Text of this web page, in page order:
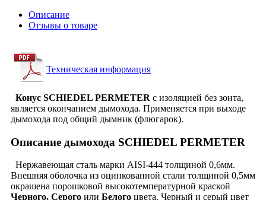
Описание
Отзывы о товаре
Техническая информация
Конус SCHIEDEL PERMETER с изоляцией без зонта,
является окончанием дымохода. Применяется при выходе
дымохода под общий дымник (флюгарок).
Описание дымохода SCHIEDEL PERMETER
Нержавеющая сталь марки AISI-444 толщиной 0,6мм.
Внешняя оболочка из оцинкованной стали толщиной 0,5мм
окрашена порошковой высокотемпературной краской
Черного, Серого или Белого цвета. Черный и серый цвет